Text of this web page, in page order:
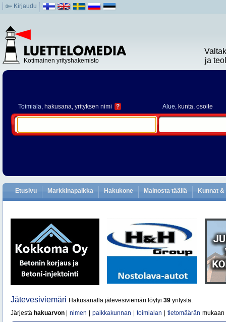
Kirjaudu
Kotimainen yrityshakemisto
ja
Toimiala, hakusana, yrityksen nimi ? Alue, kunta, osoite
Etusivu Markkinapaikka Hakukone Mainosta täällä Kunnat
Jätevesiviemäri Hakusanalla jätevesiviemäri löytyi 39 yritystä.
Järjestä hakuarvon nimen paikkakunnan toimialan tietomäärän mukaan